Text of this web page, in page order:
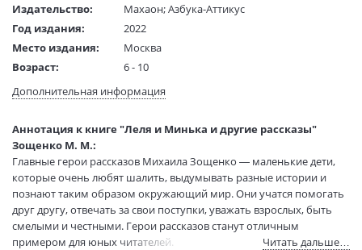
Издательство: Махаон;Азбука-Аттикус
Год издания:
2022
Место издания:
Москва
Возраст:
6 - 10
Язык текста:
Иллюстраторы:
Бугославская Надежда
Формат:
Размеры в мм
(ДхШхВ):
240x170x10
Вес:
305 гр.
Страниц:
128
Тираж:
5000 экз.
Дополнительная информация
Аннотация к книге "Леля и Минька и другие рассказы"
Зощенко М. М.:
Главные герои рассказов Михаила Зощенко — маленькие дети,
которые очень любят шалить, выдумывать разные истории и
познают таким образом окружающий мир. Они учатся помогать
друг другу, отвечать за свои поступки, уважать взрослых, быть
смелыми и честными. Герои рассказов станут отличным
примером для юных читателей.
Читать дальше…